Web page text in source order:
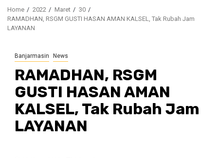
Home 2022 Maret
30
RAMADHAN, RSGM GUSTI HASAN AMAN KALSEL, Tak Rubah Jam
LAYANAN
Banjarmasin News
RAMADHAN, RSGM
GUSTI HASAN AMAN
KALSEL, Tak Rubah Jam
LAYANAN